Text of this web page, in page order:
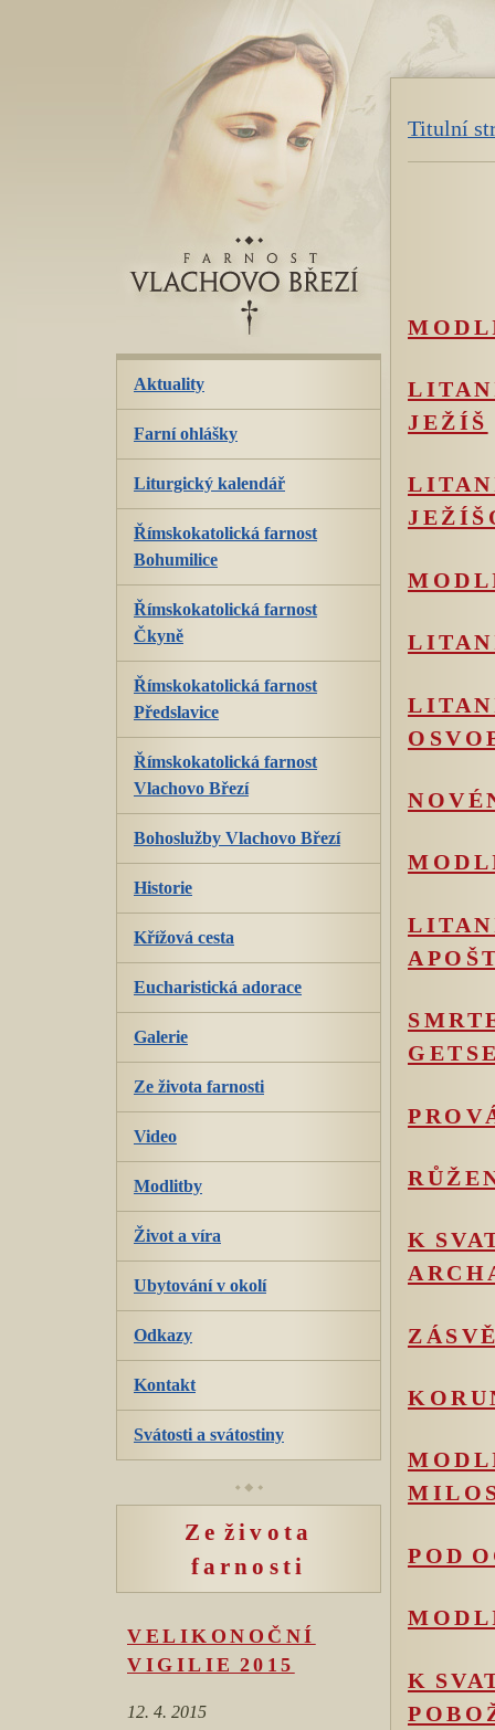
Titulní
JEŽÍŠ
K
POD
K
Aktuality
Farní ohlášky
Liturgický kalendář
Římskokatolická farnost
Bohumilice
Římskokatolická farnost
Čkyně
Římskokatolická farnost
Předslavice
Římskokatolická farnost
Vlachovo Březí
Bohoslužby Vlachovo Březí
Historie
Křížová cesta
Eucharistická adorace
Galerie
Ze života farnosti
Video
Modlitby
Život a víra
Ubytování v okolí
Odkazy
Kontakt
Svátosti a svátostiny
Ze života
farnosti
VELIKONOČNÍ
VIGILIE 2015
12. 4. 2015